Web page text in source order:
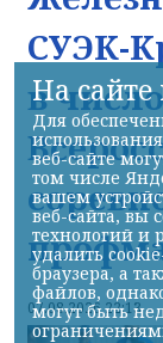
СУЭК-
в
07.08.2026 22:13
На сайте
Для
веб-сайте
том числе
вашем
веб-сайта, вы
технологий и
удалить
браузера, а
файлов,
могут быть